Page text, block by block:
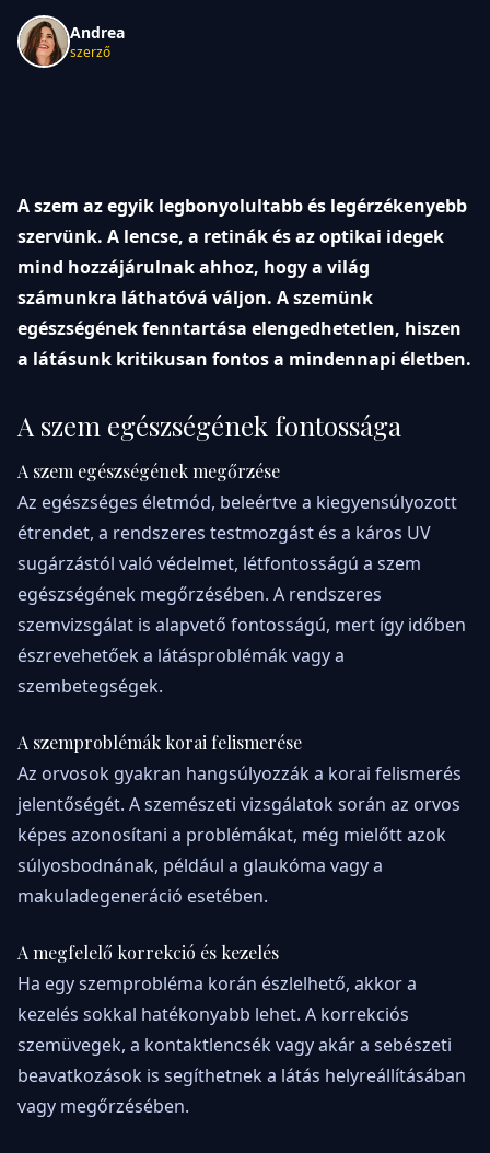
Andrea
szerző
A szem az egyik legbonyolultabb és legérzékenyebb
szervünk. A lencse, a retinák és az optikai idegek
mind hozzájárulnak ahhoz, hogy a világ
számunkra láthatóvá váljon. A szemünk
egészségének fenntartása elengedhetetlen, hiszen
a látásunk kritikusan fontos a mindennapi életben.
A szem egészségének fontossága
A szem egészségének megőrzése
Az egészséges életmód, beleértve a kiegyensúlyozott
étrendet, a rendszeres testmozgást és a káros UV
sugárzástól való védelmet, létfontosságú a szem
egészségének megőrzésében. A rendszeres
szemvizsgálat is alapvető fontosságú, mert így időben
észrevehetőek a látásproblémák vagy a
szembetegségek.
A szemproblémák korai felismerése
Az orvosok gyakran hangsúlyozzák a korai felismerés
jelentőségét. A szemészeti vizsgálatok során az orvos
képes azonosítani a problémákat, még mielőtt azok
súlyosbodnának, például a glaukóma vagy a
makuladegeneráció esetében.
A megfelelő korrekció és kezelés
Ha egy szemprobléma korán észlelhető, akkor a
kezelés sokkal hatékonyabb lehet. A korrekciós
szemüvegek, a kontaktlencsék vagy akár a sebészeti
beavatkozások is segíthetnek a látás helyreállításában
vagy megőrzésében.